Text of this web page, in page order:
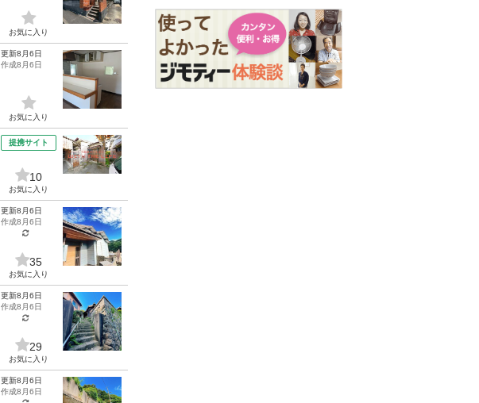
お気に入り
更新8月6日
作成8月6日
お気に入り
提携サイト
10
お気に入り
更新8月6日
作成8月6日
35
お気に入り
更新8月6日
作成8月6日
29
お気に入り
更新8月6日
作成8月6日